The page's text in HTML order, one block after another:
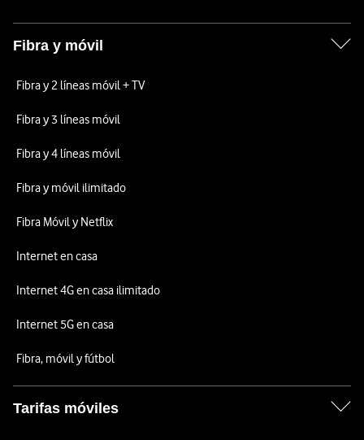
Fibra y móvil
Fibra y 2 líneas móvil + TV
Fibra y 3 líneas móvil
Fibra y 4 líneas móvil
Fibra y móvil ilimitado
Fibra Móvil y Netflix
Internet en casa
Internet 4G en casa ilimitado
Internet 5G en casa
Fibra, móvil y fútbol
Tarifas móviles